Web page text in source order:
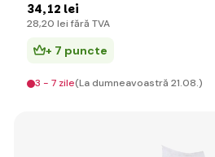
34,12 lei
28,20 lei fără TVA
+ 7 puncte
3 - 7 zile(La dumneavoastră 21.08.)